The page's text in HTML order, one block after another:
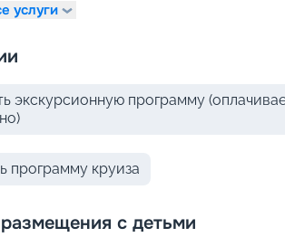
услуги
экскурсионную программу
программу круиза
с детьми